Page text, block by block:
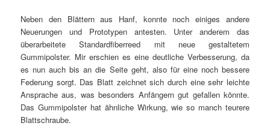
Neben den Blättern aus Hanf, konnte noch einiges andere
Neuerungen und Prototypen antesten. Unter anderem das
überarbeitete Standardfiberreed mit neue gestaltetem
Gummipolster. Mir erschien es eine deutliche Verbesserung, da
es nun auch bis an die Seite geht, also für eine noch bessere
Federung sorgt. Das Blatt zeichnet sich durch eine sehr leichte
Ansprache aus, was besonders Anfängern gut gefallen könnte.
Das Gummipolster hat ähnliche Wirkung, wie so manch teurere
Blattschraube.